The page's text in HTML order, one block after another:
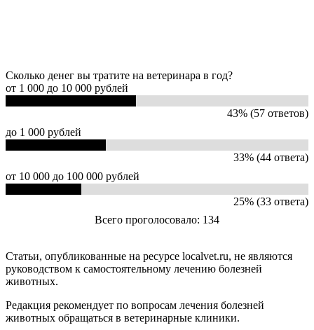
Сколько денег вы тратите на ветеринара в год?
от 1 000 до 10 000 рублей
43% (57 ответов)
до 1 000 рублей
33% (44 ответа)
от 10 000 до 100 000 рублей
25% (33 ответа)
Всего проголосовало: 134
Статьи, опубликованные на ресурсе localvet.ru, не являются
руководством к самостоятельному лечению болезней
животных.
Редакция рекомендует по вопросам лечения болезней
животных обращаться в ветеринарные клиники.